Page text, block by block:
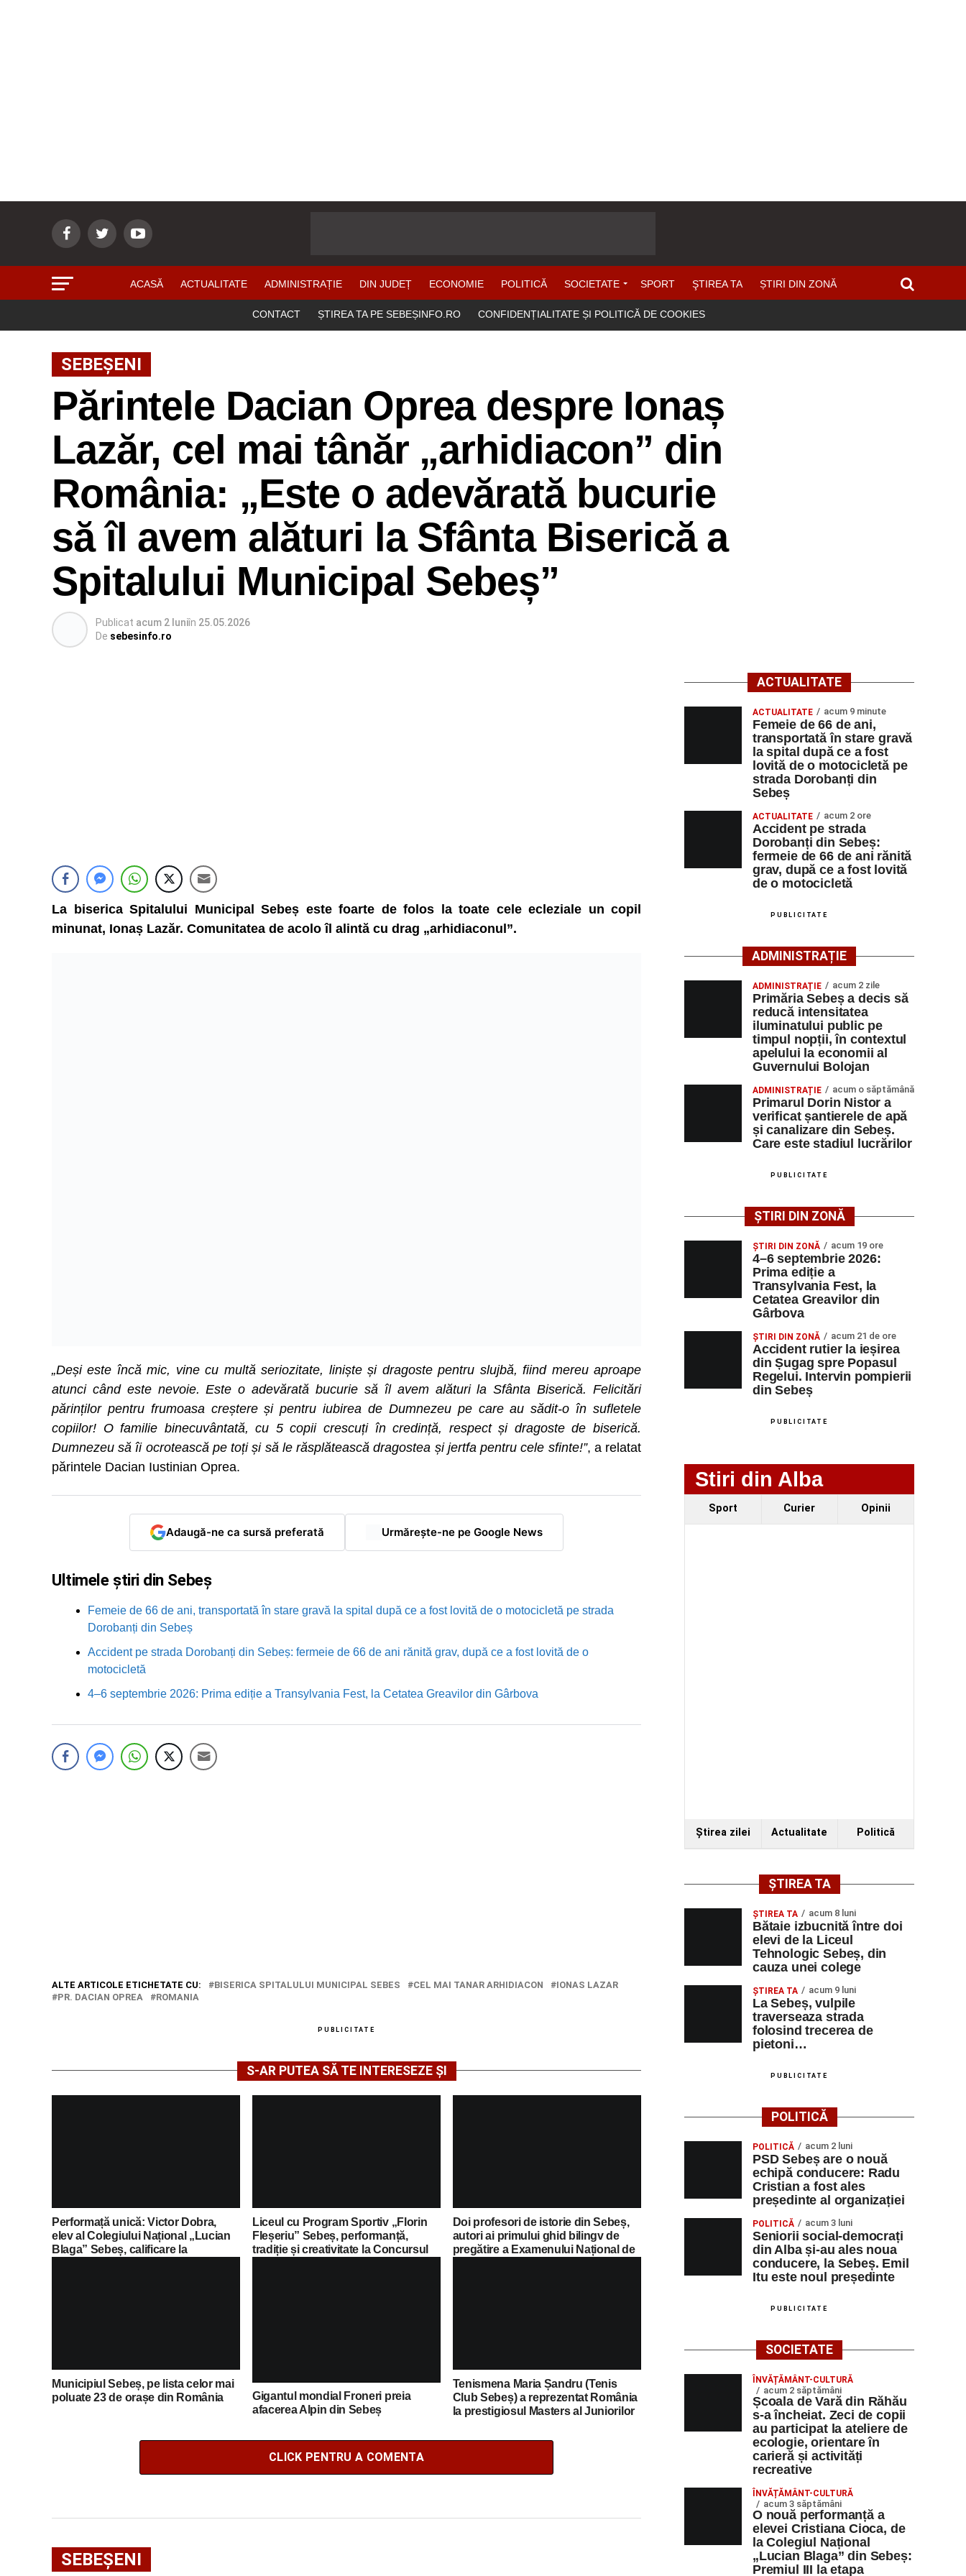
ACASĂ ACTUALITATE ADMINISTRAȚIE DIN JUDEȚ ECONOMIE POLITICĂ SOCIETATE SPORT ŞTIREA TA ȘTIRI DIN ZONĂ
CONTACT ȘTIREA TA PE SEBEȘINFO.RO CONFIDENȚIALITATE ȘI POLITICĂ DE COOKIES
SEBEȘENI
Părintele Dacian Oprea despre Ionaș
Lazăr, cel mai tânăr „arhidiacon” din
România: „Este o adevărată bucurie
să îl avem alături la Sfânta Biserică a
Spitalului Municipal Sebeș”
Publicat acum 2 luniîn 25.05.2026
De sebesinfo.ro
La biserica Spitalului Municipal Sebeș este foarte de folos la toate cele ecleziale un copil
minunat, Ionaș Lazăr. Comunitatea de acolo îl alintă cu drag „arhidiaconul”.
„Deși este încă mic, vine cu multă seriozitate, liniște și dragoste pentru slujbă, fiind mereu aproape
atunci când este nevoie. Este o adevărată bucurie să îl avem alături la Sfânta Biserică. Felicitări
părinților pentru frumoasa creștere și pentru iubirea de Dumnezeu pe care au sădit-o în sufletele
copiilor! O familie binecuvântată, cu 5 copii crescuți în credință, respect și dragoste de biserică.
Dumnezeu să îi ocrotească pe toți și să le răsplătească dragostea și jertfa pentru cele sfinte!”, a relatat
părintele Dacian Iustinian Oprea.
Adaugă-ne ca sursă preferată Urmărește-ne pe Google News
Ultimele știri din Sebeș
Femeie de 66 de ani, transportată în stare gravă la spital după ce a fost lovită de o motocicletă pe strada
Dorobanți din Sebeș
Accident pe strada Dorobanți din Sebeș: fermeie de 66 de ani rănită grav, după ce a fost lovită de o
motocicletă
4–6 septembrie 2026: Prima ediție a Transylvania Fest, la Cetatea Greavilor din Gârbova
ALTE ARTICOLE ETICHETATE CU: BISERICA SPITALULUI MUNICIPAL SEBES CEL MAI TANAR ARHIDIACON
IONAS LAZAR
PR. DACIAN OPREA
ROMANIA
PUBLICITATE
S-AR PUTEA SĂ TE INTERESEZE ȘI
Performață unică: Victor Dobra,
elev al Colegiului Național „Lucian
Blaga” Sebeș, calificare la
Liceul cu Program Sportiv „Florin
Fleșeriu” Sebeș, performanță,
tradiție și creativitate la Concursul
Doi profesori de istorie din Sebeș,
autori ai primului ghid bilingv de
pregătire a Examenului Național de
Municipiul Sebeș, pe lista celor mai
poluate 23 de orașe din România
Gigantul mondial Froneri preia
afacerea Alpin din Sebeș
Tenismena Maria Șandru (Tenis
Club Sebeș) a reprezentat România
la prestigiosul Masters al Juniorilor
CLICK PENTRU A COMENTA
SEBEȘENI
ACTUALITATE
ACTUALITATE acum 9 minute
Femeie de 66 de ani,
transportată în stare gravă
la spital după ce a fost
lovită de o motocicletă pe
strada Dorobanți din
Sebeș
ACTUALITATE acum 2 ore
Accident pe strada
Dorobanți din Sebeș:
fermeie de 66 de ani rănită
grav, după ce a fost lovită
de o motocicletă
PUBLICITATE
ADMINISTRAȚIE
ADMINISTRAȚIE acum 2 zile
Primăria Sebeș a decis să
reducă intensitatea
iluminatului public pe
timpul nopții, în contextul
apelului la economii al
Guvernului Bolojan
ADMINISTRAȚIE acum o săptămână
Primarul Dorin Nistor a
verificat șantierele de apă
și canalizare din Sebeș.
Care este stadiul lucrărilor
PUBLICITATE
ȘTIRI DIN ZONĂ
ȘTIRI DIN ZONĂ acum 19 ore
4–6 septembrie 2026:
Prima ediție a
Transylvania Fest, la
Cetatea Greavilor din
Gârbova
ȘTIRI DIN ZONĂ acum 21 de ore
Accident rutier la ieșirea
din Șugag spre Popasul
Regelui. Intervin pompierii
din Sebeș
PUBLICITATE
Stiri din Alba
Sport Curier Opinii
Ştirea zilei Actualitate Politică
ȘTIREA TA
ŞTIREA TA acum 8 luni
Bătaie izbucnită între doi
elevi de la Liceul
Tehnologic Sebeș, din
cauza unei colege
ŞTIREA TA acum 9 luni
La Sebeș, vulpile
traverseaza strada
folosind trecerea de
pietoni…
PUBLICITATE
POLITICĂ
POLITICĂ acum 2 luni
PSD Sebeș are o nouă
echipă conducere: Radu
Cristian a fost ales
președinte al organizației
POLITICĂ acum 3 luni
Seniorii social-democrați
din Alba și-au ales noua
conducere, la Sebeș. Emil
Itu este noul președinte
PUBLICITATE
SOCIETATE
ÎNVĂȚĂMÂNT-CULTURĂ
acum 2 săptămâni
Școala de Vară din Răhău
s-a încheiat. Zeci de copii
au participat la ateliere de
ecologie, orientare în
carieră și activități
recreative
ÎNVĂȚĂMÂNT-CULTURĂ
acum 3 săptămâni
O nouă performanță a
elevei Cristiana Cioca, de
la Colegiul Național
„Lucian Blaga” din Sebeș:
Premiul III la etapa